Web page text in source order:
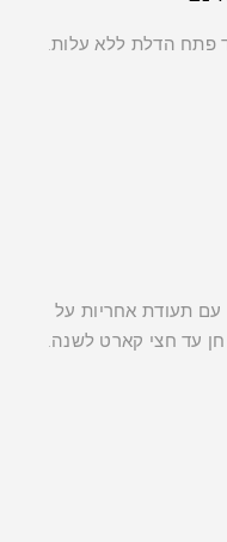
פתח הדלת ללא עלות.
תעודת אחריות על